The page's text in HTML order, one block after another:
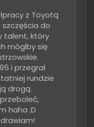
z Toyotą
szczęścia do
talent, który
móglby się
i przegrał
rundzie
drogą.
haha ;D